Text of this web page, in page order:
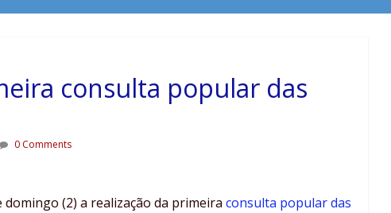
consulta popular das
0 Comments
(2) a realização da primeira consulta popular das